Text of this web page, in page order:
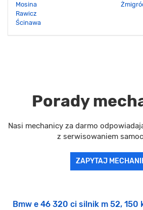
Mosina
Rawicz
Ścinawa
Porady
Nasi mechanicy za darmo
z serwisowaniem
ZAPYTAJ
Bmw e 46 320 ci silnik m 52, 150